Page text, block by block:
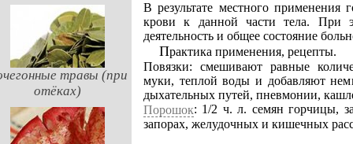
травы (при
отёках)
В результате местного применения
крови к данной части тела. При
деятельность и общее состояние
Практика применения, рецепты.
Повязки: смешивают равные
муки, теплой воды и добавляют
дыхательных путей, пневмонии,
Порошок: 1/2 ч. л. семян горчицы,
запорах, желудочных и кишечных